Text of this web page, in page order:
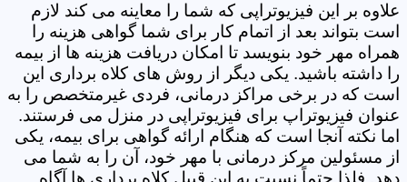
علاوه بر این فیزیوتراپی که شما را معاینه می کند لازم
است بتواند بعد از اتمام کار برای شما گواهی هزینه را
همراه مهر خود بنویسد تا امکان دریافت هزینه ها از بیمه
را داشته باشید. یکی دیگر از روش های کلاه برداری این
است که در برخی مراکز درمانی، فردی غیرمتخصص را به
عنوان فیزیوتراپ برای فیزیوتراپی در منزل می فرستند.
اما نکته آنجا است که هنگام ارائه گواهی برای بیمه، یکی
از مسئولین مرکز درمانی با مهر خود، آن را به شما می
دهد. فلذا حتماً نسبت به این قبیل کلاه برداری ها آگاه